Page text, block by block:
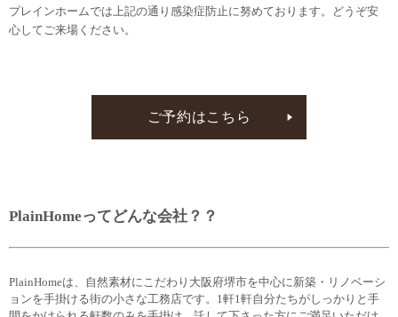
プレインホームでは上記の通り感染症防止に努めております。どうぞ安
心してご来場ください。
ご予約はこちら
PlainHomeってどんな会社？？
PlainHomeは、自然素材にこだわり大阪府堺市を中心に新築・リノベーシ
ョンを手掛ける街の小さな工務店です。1軒1軒自分たちがしっかりと手